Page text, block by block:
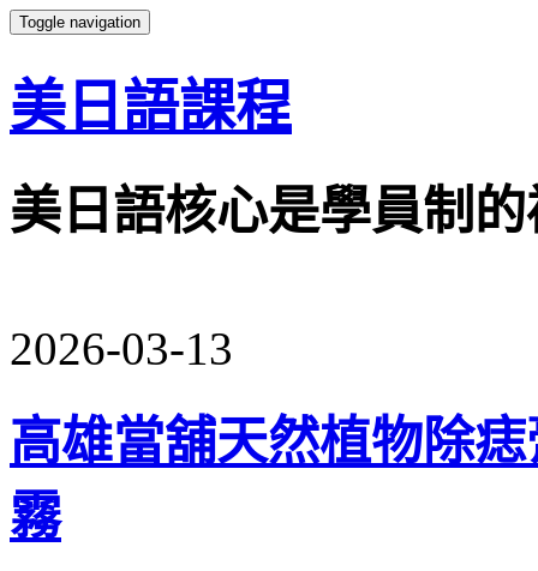
Toggle navigation
美日語課程
美日語核心是學員制
2026-03-13
高雄當舖天然植物除
霧